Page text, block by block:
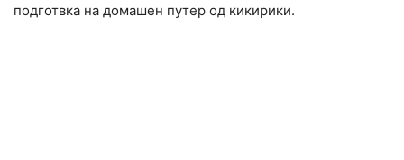
подготвка на домашен путер од кикирики.